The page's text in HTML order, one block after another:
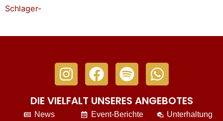
DIE VIELFALT UNSERES ANGEBOTES
News
Event-Berichte
Unterhaltung